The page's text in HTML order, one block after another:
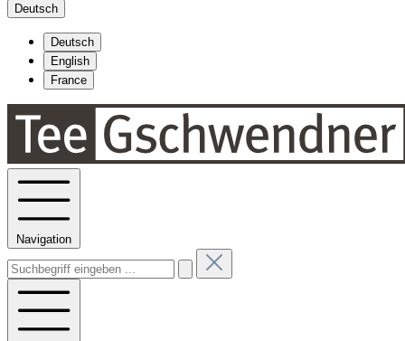
Deutsch
Deutsch
English
France
Navigation